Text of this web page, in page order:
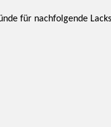
für nachfolgende